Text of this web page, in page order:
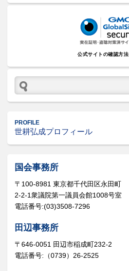
公式サイトの確認方法
PROFILE
世耕弘成プロフィール
国会事務所
〒100-8981 東京都千代田区永田町
2-2-1衆議院第一議員会館1008号室
電話番号:(03)3508-7296
田辺事務所
〒646-0051 田辺市稲成町232-2
電話番号:（0739）26-2525